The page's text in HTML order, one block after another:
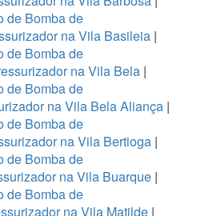
de Bomba de
na Vila Basileia|
de Bomba de
na Vila Bela |
de Bomba de
na Vila Bela Aliança |
de Bomba de
na Vila Bertioga|
de Bomba de
na Vila Buarque |
de Bomba de
na Vila Matilde|